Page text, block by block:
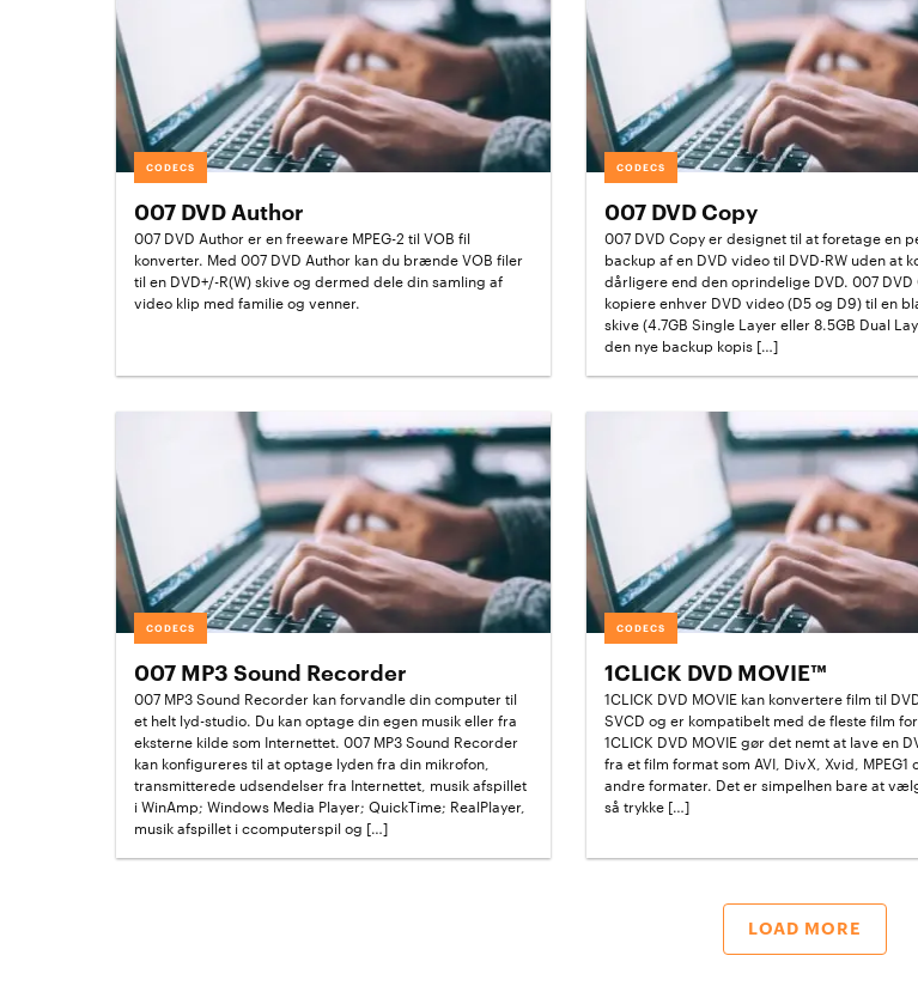
CODECS
007 DVD Author
007 DVD Author er en freeware MPEG-2 til VOB fil
konverter. Med 007 DVD Author kan du brænde VOB filer
til en DVD+/-R(W) skive og dermed dele din samling af
video klip med familie og venner.
CODECS
007 DVD Copy
007 DVD Copy er designet til at foretage en
backup af en DVD video til DVD-RW uden at
dårligere end den oprindelige DVD. 007 DVD
kopiere enhver DVD video (D5 og D9) til en
skive (4.7GB Single Layer eller 8.5GB Dual
den nye backup kopis […]
CODECS
007 MP3 Sound Recorder
007 MP3 Sound Recorder kan forvandle din computer til
et helt lyd-studio. Du kan optage din egen musik eller fra
eksterne kilde som Internettet. 007 MP3 Sound Recorder
kan konfigureres til at optage lyden fra din mikrofon,
transmitterede udsendelser fra Internettet, musik afspillet
i WinAmp; Windows Media Player; QuickTime; RealPlayer,
musik afspillet i ccomputerspil og […]
CODECS
1CLICK DVD MOVIE™
1CLICK DVD MOVIE kan konvertere film til
SVCD og er kompatibelt med de fleste film
1CLICK DVD MOVIE gør det nemt at lave en
fra et film format som AVI, DivX, Xvid, MPEG1
andre formater. Det er simpelhen bare at
så trykke […]
LOAD MORE